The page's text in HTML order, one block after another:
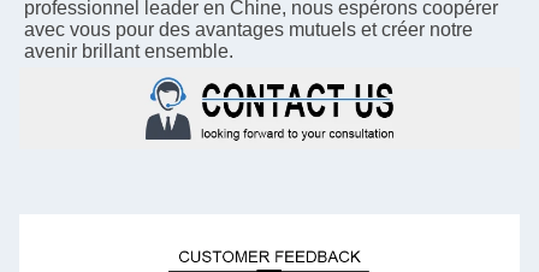
professionnel leader en Chine, nous espérons coopérer
avec vous pour des avantages mutuels et créer notre
avenir brillant ensemble.